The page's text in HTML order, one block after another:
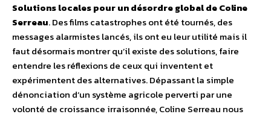
Solutions locales pour un désordre global de Coline
Serreau. Des films catastrophes ont été tournés, des
messages alarmistes lancés, ils ont eu leur utilité mais il
faut désormais montrer qu’il existe des solutions, faire
entendre les réflexions de ceux qui inventent et
expérimentent des alternatives. Dépassant la simple
dénonciation d’un système agricole perverti par une
volonté de croissance irraisonnée, Coline Serreau nous